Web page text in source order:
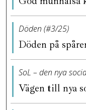
Döden (#3/25)
Döden på
SoL – den nya
Vägen till nya